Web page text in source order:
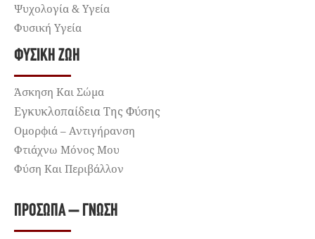
Ψυχολογία & Υγεία
Φυσική Υγεία
ΦΥΣΙΚΉ ΖΩΉ
Άσκηση Και Σώμα
Εγκυκλοπαίδεια Της Φύσης
Ομορφιά – Αντιγήρανση
Φτιάχνω Μόνος Μου
Φύση Και Περιβάλλον
ΠΡΌΣΩΠΑ – ΓΝΏΣΗ